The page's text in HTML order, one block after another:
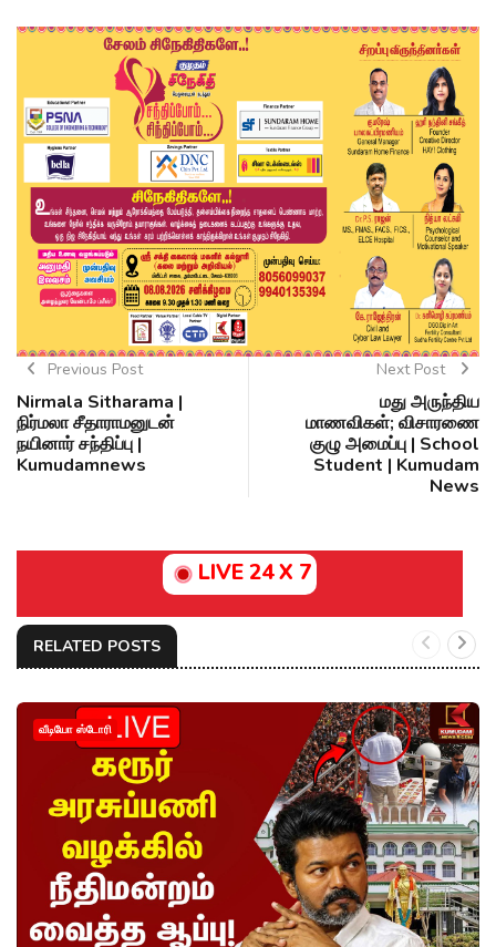
Previous Post
Nirmala Sitharama |
நிர்மலா சீதாராமனுடன்
நயினார் சந்திப்பு |
Kumudamnews
Next Post
மது அருந்திய
மாணவிகள்; விசாரணை
குழு அமைப்பு | School
Student | Kumudam
News
LIVE 24 X 7
RELATED POSTS
வீடியோ ஸ்டோரி